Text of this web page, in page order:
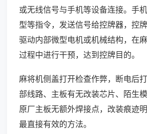
或无线信号与手机等设备连接。手
型等指令，发送信号给控牌器，控
驱动内部微型电机或机械结构，在
过程中进行干预，达到控牌目的。
麻将机侧盖打开检查作弊，断电后
部线路、主板有无改装芯片、陌生模
原厂主板无额外焊接点，改装痕迹
最直接有效的方法。